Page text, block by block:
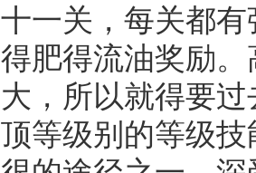
十一关，每关都
得肥得流油奖励
大，所以就得要
顶等级别的等级